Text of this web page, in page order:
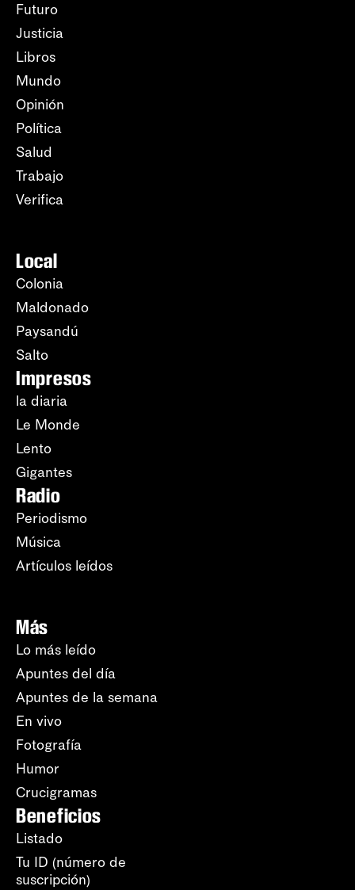
Futuro
Justicia
Libros
Mundo
Opinión
Política
Salud
Trabajo
Verifica
Local
Colonia
Maldonado
Paysandú
Salto
Impresos
la diaria
Le Monde
Lento
Gigantes
Radio
Periodismo
Música
Artículos leídos
Más
Lo más leído
Apuntes del día
Apuntes de la semana
En vivo
Fotografía
Humor
Crucigramas
Beneficios
Listado
Tu ID (número de
suscripción)